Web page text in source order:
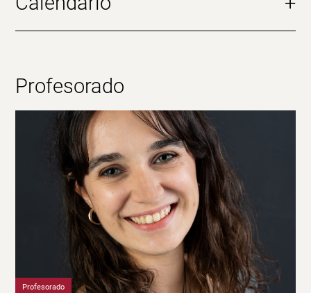
Profesorado
Profesorado